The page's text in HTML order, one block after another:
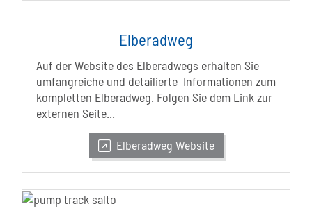
Elberadweg
Auf der Website des Elberadwegs erhalten Sie
umfangreiche und detailierte Informationen zum
kompletten Elberadweg. Folgen Sie dem Link zur
externen Seite...
Elberadweg Website